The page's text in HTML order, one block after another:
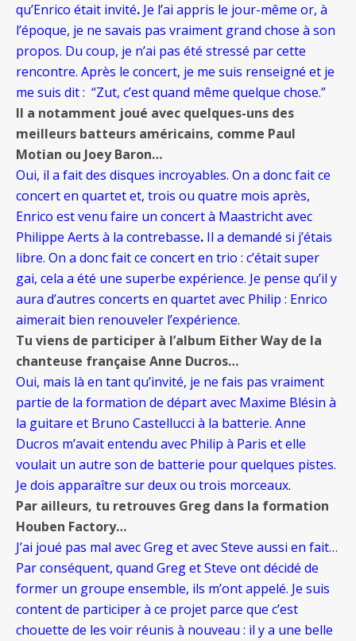
qu’Enrico était invité. Je l’ai appris le jour-même or, à
l’époque, je ne savais pas vraiment grand chose à son
propos. Du coup, je n’ai pas été stressé par cette
rencontre. Après le concert, je me suis renseigné et je
me suis dit : “Zut, c’est quand même quelque chose.”
Il a notamment joué avec quelques-uns des
meilleurs batteurs américains, comme Paul
Motian ou Joey Baron…
Oui, il a fait des disques incroyables. On a donc fait ce
concert en quartet et, trois ou quatre mois après,
Enrico est venu faire un concert à Maastricht avec
Philippe Aerts à la contrebasse. Il a demandé si j’étais
libre. On a donc fait ce concert en trio : c’était super
gai, cela a été une superbe expérience. Je pense qu’il y
aura d’autres concerts en quartet avec Philip : Enrico
aimerait bien renouveler l’expérience.
Tu viens de participer à l’album Either Way de la
chanteuse française Anne Ducros…
Oui, mais là en tant qu’invité, je ne fais pas vraiment
partie de la formation de départ avec Maxime Blésin à
la guitare et Bruno Castellucci à la batterie. Anne
Ducros m’avait entendu avec Philip à Paris et elle
voulait un autre son de batterie pour quelques pistes.
Je dois apparaître sur deux ou trois morceaux.
Par ailleurs, tu retrouves Greg dans la formation
Houben Factory…
J’ai joué pas mal avec Greg et avec Steve aussi en fait…
Par conséquent, quand Greg et Steve ont décidé de
former un groupe ensemble, ils m’ont appelé. Je suis
content de participer à ce projet parce que c’est
chouette de les voir réunis à nouveau : il y a une belle